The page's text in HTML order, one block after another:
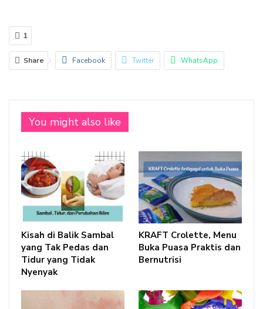
1
Share Facebook Twitter WhatsApp
You might also like
Kisah di Balik Sambal
yang Tak Pedas dan
Tidur yang Tidak
Nyenyak
KRAFT Crolette, Menu
Buka Puasa Praktis dan
Bernutrisi